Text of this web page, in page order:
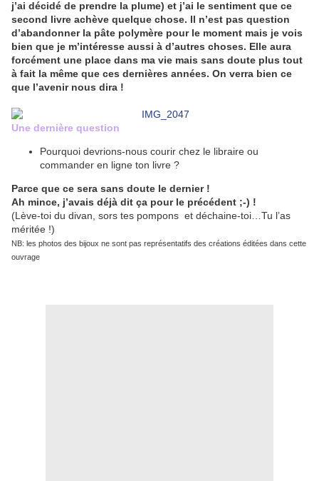
j’ai décidé de prendre la plume) et j’ai le sentiment que ce
second livre achève quelque chose. Il n’est pas question
d’abandonner la pâte polymère pour le moment mais je vois
bien que je m’intéresse aussi à d’autres choses. Elle aura
forcément une place dans ma vie mais sans doute plus tout
à fait la même que ces dernières années. On verra bien ce
que l’avenir nous dira !
Une dernière question
Pourquoi devrions-nous courir chez le libraire ou
commander en ligne ton livre ?
Parce que ce sera sans doute le dernier !
Ah mince, j’avais déjà dit ça pour le précédent ;-) !
(Lève-toi du divan, sors tes pompons et déchaine-toi…Tu l’as
méritée !)
NB: les photos des bijoux ne sont pas représentatifs des créations éditées dans cette
ouvrage